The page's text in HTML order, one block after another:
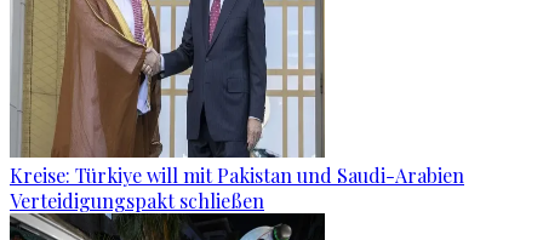
Kreise: Türkiye will mit Pakistan und Saudi-Arabien
Verteidigungspakt schließen